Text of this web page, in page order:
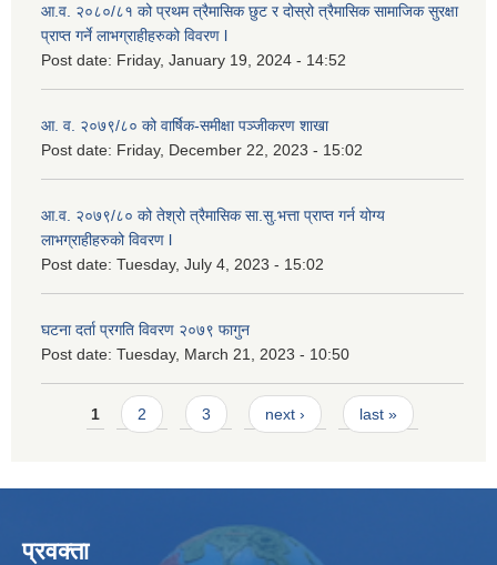
आ.व. २०८०/८१ को प्रथम त्रैमासिक छुट र दोस्रो त्रैमासिक सामाजिक सुरक्षा
प्राप्त गर्ने लाभग्राहीहरुको विवरण l
Post date: Friday, January 19, 2024 - 14:52
आ. व. २०७९/८० को वार्षिक-समीक्षा पञ्जीकरण शाखा
Post date: Friday, December 22, 2023 - 15:02
आ.व. २०७९/८० को तेश्रो त्रैमासिक सा.सु.भ‍त्ता प्राप्त गर्न योग्य
लाभग्राहीहरुको विवरण l
Post date: Tuesday, July 4, 2023 - 15:02
घटना दर्ता प्रगति विवरण २०७९ फागुन
Post date: Tuesday, March 21, 2023 - 10:50
Pages
1 2 3 next › last »
प्रवक्ता